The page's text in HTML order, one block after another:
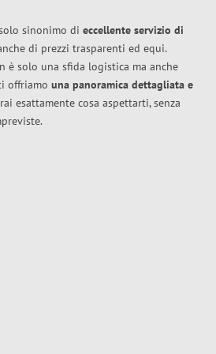
sinonimo di eccellente servizio di
di prezzi trasparenti ed equi.
è solo una sfida logistica ma anche
offriamo una panoramica dettagliata e
esattamente cosa aspettarti, senza